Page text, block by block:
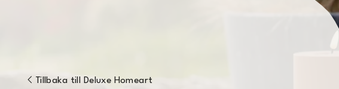
Tillbaka till Deluxe Homeart